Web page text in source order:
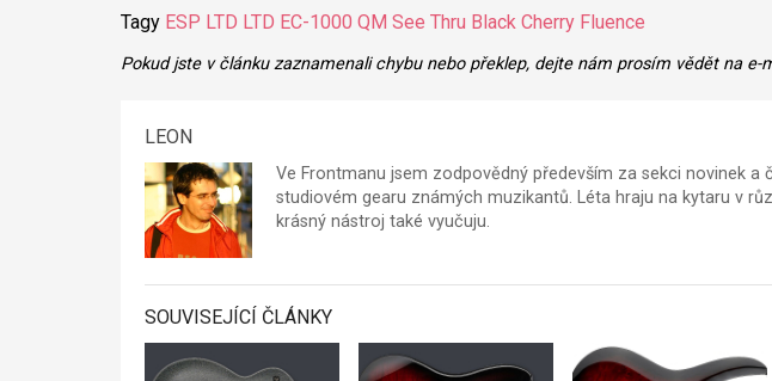
Tagy ESP LTD LTD EC-1000 QM See Thru Black Cherry Fluence
Pokud jste v článku zaznamenali chybu nebo překlep, dejte nám prosím vědět na e-
LEON
Ve Frontmanu jsem zodpovědný především za sekci novinek a
studiovém gearu známých muzikantů. Léta hraju na kytaru v
krásný nástroj také vyučuju.
SOUVISEJÍCÍ ČLÁNKY